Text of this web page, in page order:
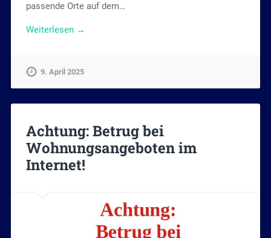
passende Orte auf dem…
Weiterlesen →
9. April 2025
Achtung: Betrug bei
Wohnungsangeboten im
Internet!